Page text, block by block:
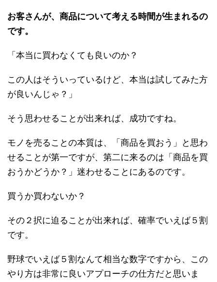
お客さんが、商品について考える時間が生まれるの
です。
「本当に買わなくても良いのか？
この人はそういっているけど、本当は試してみた方
が良いんじゃ？」
そう思わせることが出来れば、成功ですね。
モノを売ることの本質は、「商品を買おう」と思わ
せることが第一ですが、第二に来るのは「商品を買
おうかどうか？」迷わせることにあるのです。
買うか買わないか？
その２択に迫ることが出来れば、確率でいえば５割
です。
野球でいえば５割なんて相当な数字ですから、この
やり方は非常に良いアプローチの仕方だと思いま